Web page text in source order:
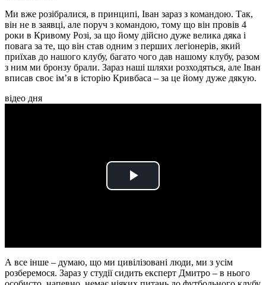
Ми вже розібралися, в принципі, Іван зараз з командою. Так,
він не в заявці, але поруч з командою, тому що він провів 4
роки в Кривому Розі, за що йому дійсно дуже велика дяка і
повага за те, що він став одним з перших легіонерів, який
приїхав до нашого клубу, багато чого дав нашому клубу, разом
з ним ми бронзу брали. Зараз наші шляхи розходяться, але Іван
вписав своє ім’я в історію Кривбаса – за це йому дуже дякую.
відео дня
Play
А все інше – думаю, що ми цивілізовані люди, ми з усім
розберемося. Зараз у студії сидить експерт Дмитро – в нього